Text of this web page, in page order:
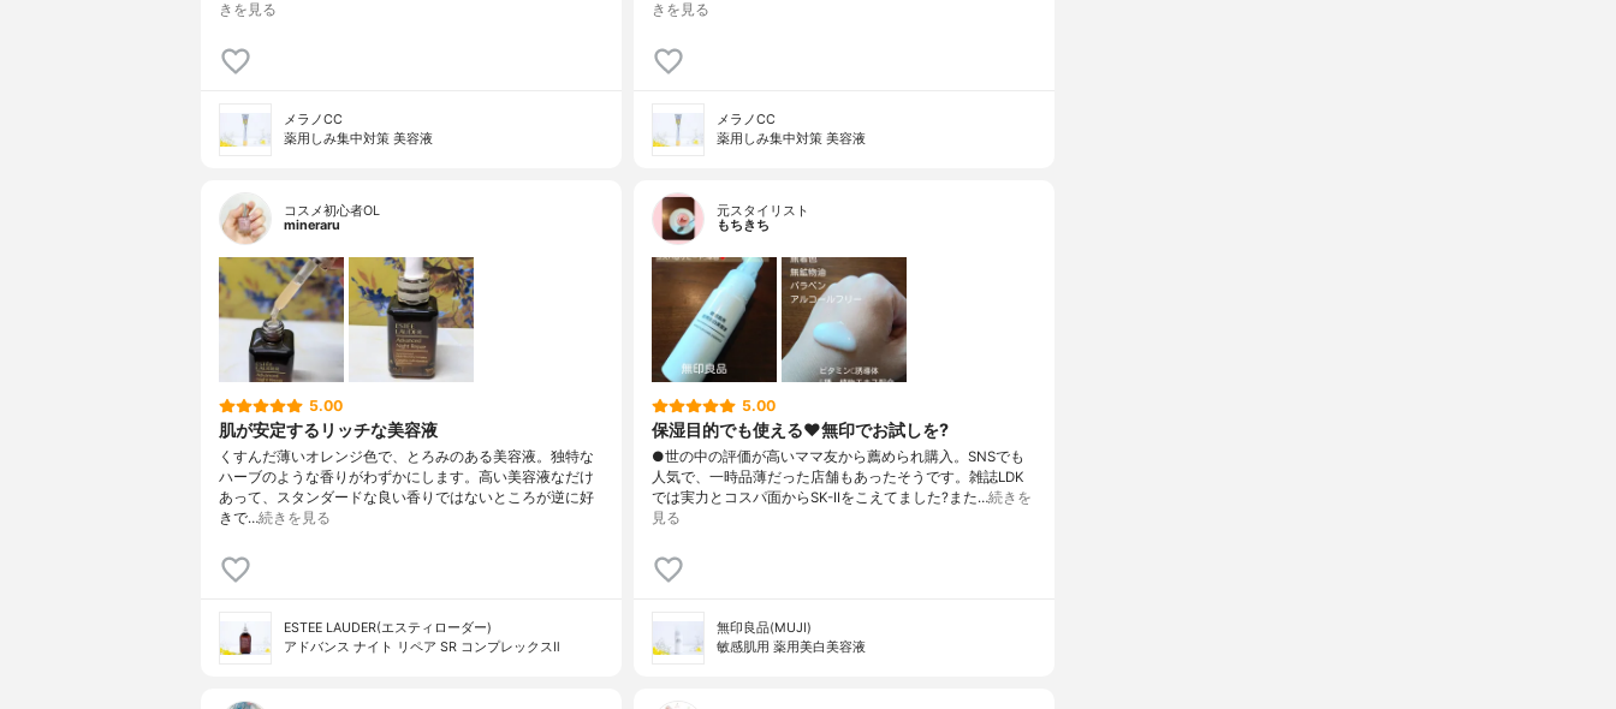
きを見る
メラノCC
薬用しみ集中対策 美容液
きを見る
メラノCC
薬用しみ集中対策 美容液
コスメ初心者OL
mineraru
5.00
肌が安定するリッチな美容液
くすんだ薄いオレンジ色で、とろみのある美容液。独特な
ハーブのような香りがわずかにします。高い美容液なだけ
あって、スタンダードな良い香りではないところが逆に好
きで…続きを見る
ESTEE LAUDER(エスティローダー)
アドバンス ナイト リペア SR コンプレックスⅡ
元スタイリスト
もちきち
5.00
保湿目的でも使える♥️無印でお試しを?
●世の中の評価が高いママ友から薦められ購入。SNSでも
人気で、一時品薄だった店舗もあったそうです。雑誌LDK
では実力とコスパ面からSK-IIをこえてました?また…続きを
見る
無印良品(MUJI)
敏感肌用 薬用美白美容液